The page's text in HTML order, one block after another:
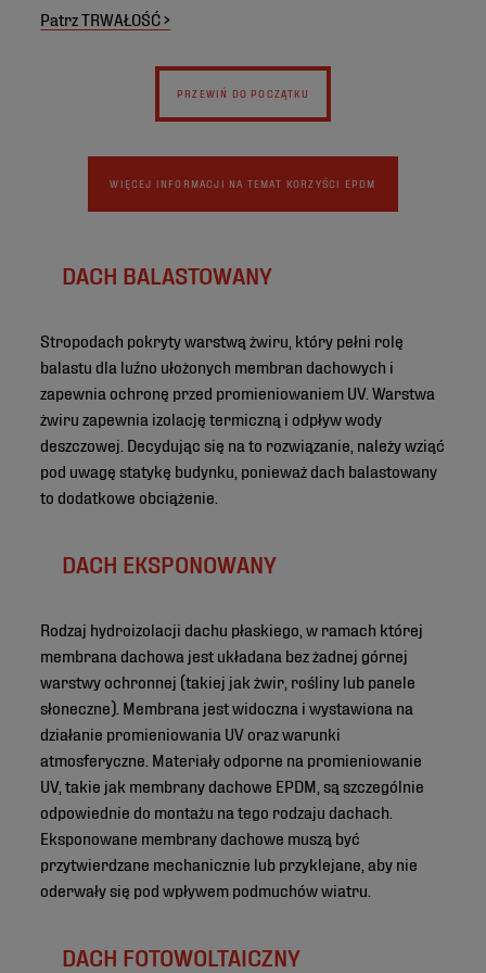
Patrz TRWAŁOŚĆ >
PRZEWIŃ DO POCZĄTKU
WIĘCEJ INFORMACJI NA TEMAT KORZYŚCI EPDM
DACH BALASTOWANY
Stropodach pokryty warstwą żwiru, który pełni rolę
balastu dla luźno ułożonych membran dachowych i
zapewnia ochronę przed promieniowaniem UV. Warstwa
żwiru zapewnia izolację termiczną i odpływ wody
deszczowej. Decydując się na to rozwiązanie, należy wziąć
pod uwagę statykę budynku, ponieważ dach balastowany
to dodatkowe obciążenie.
DACH EKSPONOWANY
Rodzaj hydroizolacji dachu płaskiego, w ramach której
membrana dachowa jest układana bez żadnej górnej
warstwy ochronnej (takiej jak żwir, rośliny lub panele
słoneczne). Membrana jest widoczna i wystawiona na
działanie promieniowania UV oraz warunki
atmosferyczne. Materiały odporne na promieniowanie
UV, takie jak membrany dachowe EPDM, są szczególnie
odpowiednie do montażu na tego rodzaju dachach.
Eksponowane membrany dachowe muszą być
przytwierdzane mechanicznie lub przyklejane, aby nie
oderwały się pod wpływem podmuchów wiatru.
DACH FOTOWOLTAICZNY